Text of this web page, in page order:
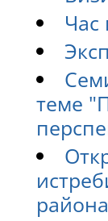
Час
теме